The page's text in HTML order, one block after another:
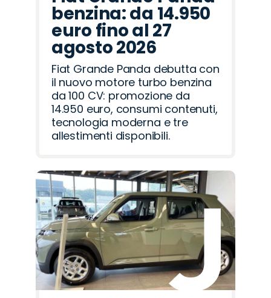
benzina: da 14.950
euro fino al 27
agosto 2026
Fiat Grande Panda debutta con
il nuovo motore turbo benzina
da 100 CV: promozione da
14.950 euro, consumi contenuti,
tecnologia moderna e tre
allestimenti disponibili.